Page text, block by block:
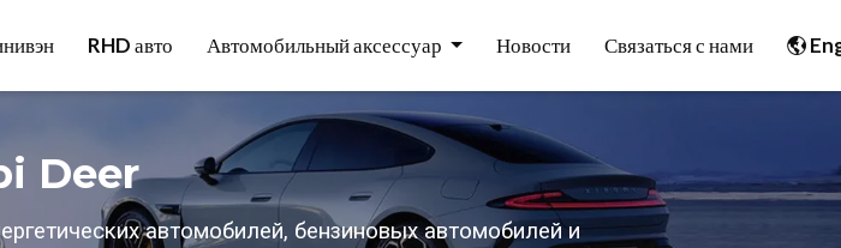
RHD авто Автомобильный аксессуар Новости Связаться с нами
Deer
автомобилей, бензиновых автомобилей и